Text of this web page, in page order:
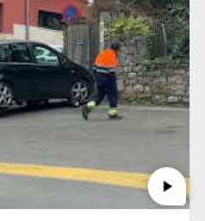
play_arrow